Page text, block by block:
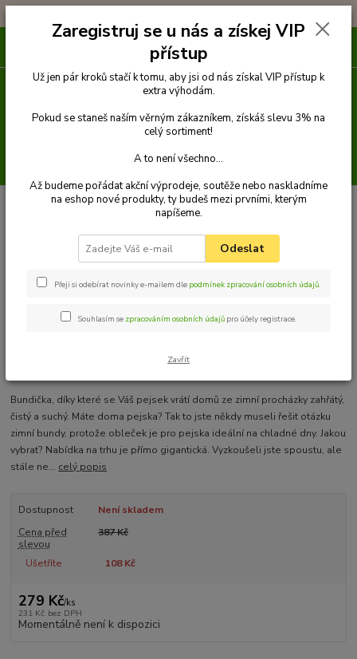
Oblečky Bundy Iron bunda pro psa modrá vel. S
Iron bunda pro psa modrá vel. S
Bundička, díky které se Váš pejsek vrátí domů ze zimní procházky zahřátý,
čistý a suchý. Máte doma pejska? Tak to jste někdy museli řešit otázku
zimní bundy, protože obleček je pro pejska ideální na chladné dny. Jakou
vybrat? Nabídka na trhu je přímo gigantická. Vyzkoušeli jste spoustu, ale
stále ne... celý popis
Dostupnost
Není skladem
Cena před
slevou
387 Kč
Ušetříte 108 Kč
279 Kč/ks
231 Kč bez DPH
Momentálně není k dispozici
Zaregistruj se u nás a získej VIP
přístup
Už jen pár kroků stačí k tomu, aby jsi od nás získal VIP přístup k
extra výhodám.
Pokud se staneš naším věrným zákazníkem, získáš slevu 3% na
celý sortiment!
A to není všechno...
Až budeme pořádat akční výprodeje, soutěže nebo naskladníme
na eshop nové produkty, ty budeš mezi prvními, kterým
napíšeme.
Odeslat
Přeji si odebírat novinky e-mailem dle podmínek zpracování osobních údajů.
Souhlasím se zpracováním osobních údajů pro účely registrace.
Zavřít